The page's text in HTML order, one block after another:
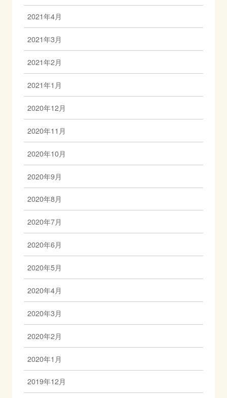
2021年4月
2021年3月
2021年2月
2021年1月
2020年12月
2020年11月
2020年10月
2020年9月
2020年8月
2020年7月
2020年6月
2020年5月
2020年4月
2020年3月
2020年2月
2020年1月
2019年12月